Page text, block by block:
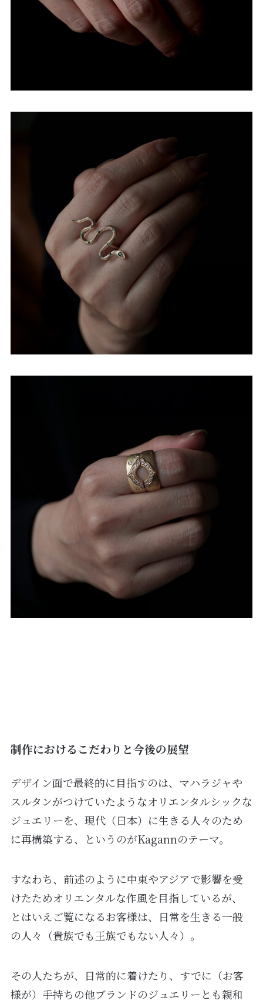
制作におけるこだわりと今後の展望
デザイン面で最終的に目指すのは、マハラジャや
スルタンがつけていたようなオリエンタルシックな
ジュエリーを、現代（日本）に生きる人々のため
に再構築する、というのがKagannのテーマ。
すなわち、前述のように中東やアジアで影響を受
けたためオリエンタルな作風を目指しているが、
とはいえご覧になるお客様は、日常を生きる一般
の人々（貴族でも王族でもない人々）。
その人たちが、日常的に着けたり、すでに（お客
様が）手持ちの他ブランドのジュエリーとも親和